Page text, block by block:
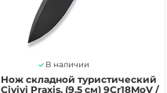
В наличии
Нож складной туристический
Civivi Praxis, (9.5 см) 9Cr18MoV /